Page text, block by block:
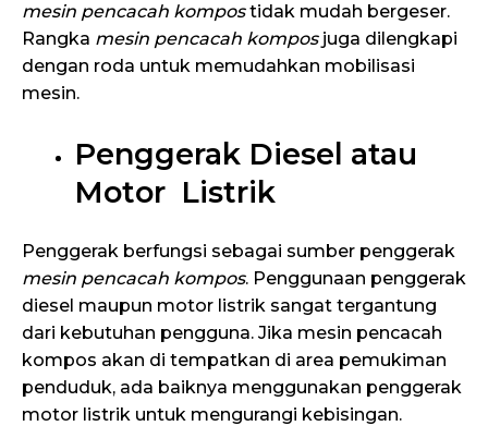
mesin pencacah kompostidak mudah bergeser.
Rangka mesin pencacah kompos juga dilengkapi
dengan roda untuk memudahkan mobilisasi
mesin.
Penggerak Diesel atau
Motor Listrik
Penggerak berfungsi sebagai sumber penggerak
mesin pencacah kompos. Penggunaan penggerak
diesel maupun motor listrik sangat tergantung
dari kebutuhan pengguna. Jika mesin pencacah
kompos akan di tempatkan di area pemukiman
penduduk, ada baiknya menggunakan penggerak
motor listrik untuk mengurangi kebisingan.